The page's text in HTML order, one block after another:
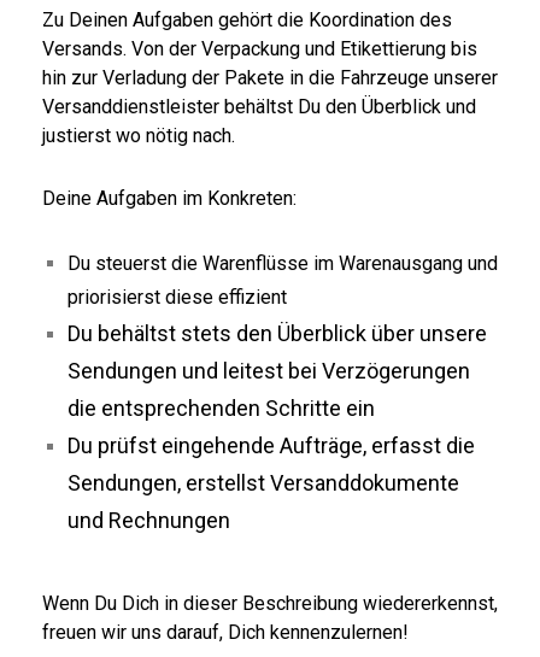
Zu Deinen Aufgaben gehört die Koordination des
Versands. Von der Verpackung und Etikettierung bis
hin zur Verladung der Pakete in die Fahrzeuge unserer
Versanddienstleister behältst Du den Überblick und
justierst wo nötig nach.
Deine Aufgaben im Konkreten:
Du steuerst die Warenflüsse im Warenausgang und
priorisierst diese effizient
Du behältst stets den Überblick über unsere
Sendungen und leitest bei Verzögerungen
die entsprechenden Schritte ein
Du prüfst eingehende Aufträge, erfasst die
Sendungen, erstellst Versanddokumente
und Rechnungen
Wenn Du Dich in dieser Beschreibung wiedererkennst,
freuen wir uns darauf, Dich kennenzulernen!